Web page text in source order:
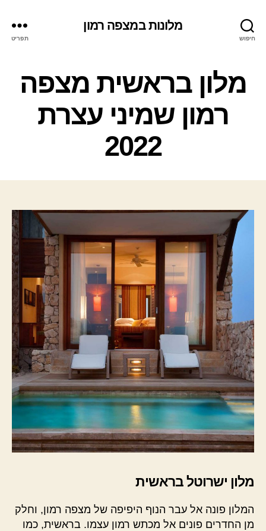
חיפוש
מלונות במצפה רמון
תפריט
ק
ט
י
ו
מלון בראשית מצפה
רמון שמיני עצרת
2022
מלון ישרוטל בראשית
המלון פונה אל עבר הנוף היפיפה של מצפה רמון, וחלק
מן החדרים פונים אל מכתש רמון עצמו. בראשית, כמו